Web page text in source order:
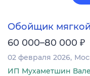
Обойщик
60 000–80 000 ₽
02 февраля 2026
ИП Мухаметшин